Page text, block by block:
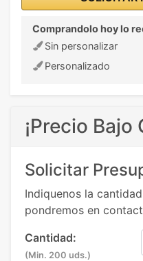
Comprandolo hoy lo
Sin personalizar
Personalizado
¡Precio
Solicitar
Indiquenos la
pondremos en
Cantidad:
(Min. 200 uds.)